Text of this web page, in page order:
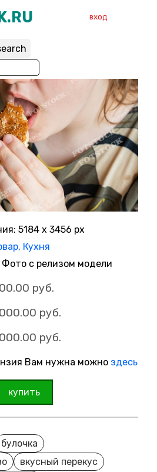
вход
5184 x 3456 px
Кухня
с релизом модели
руб.
руб.
руб.
Вам нужна можно здесь
купить
булочка
вкусный перекус